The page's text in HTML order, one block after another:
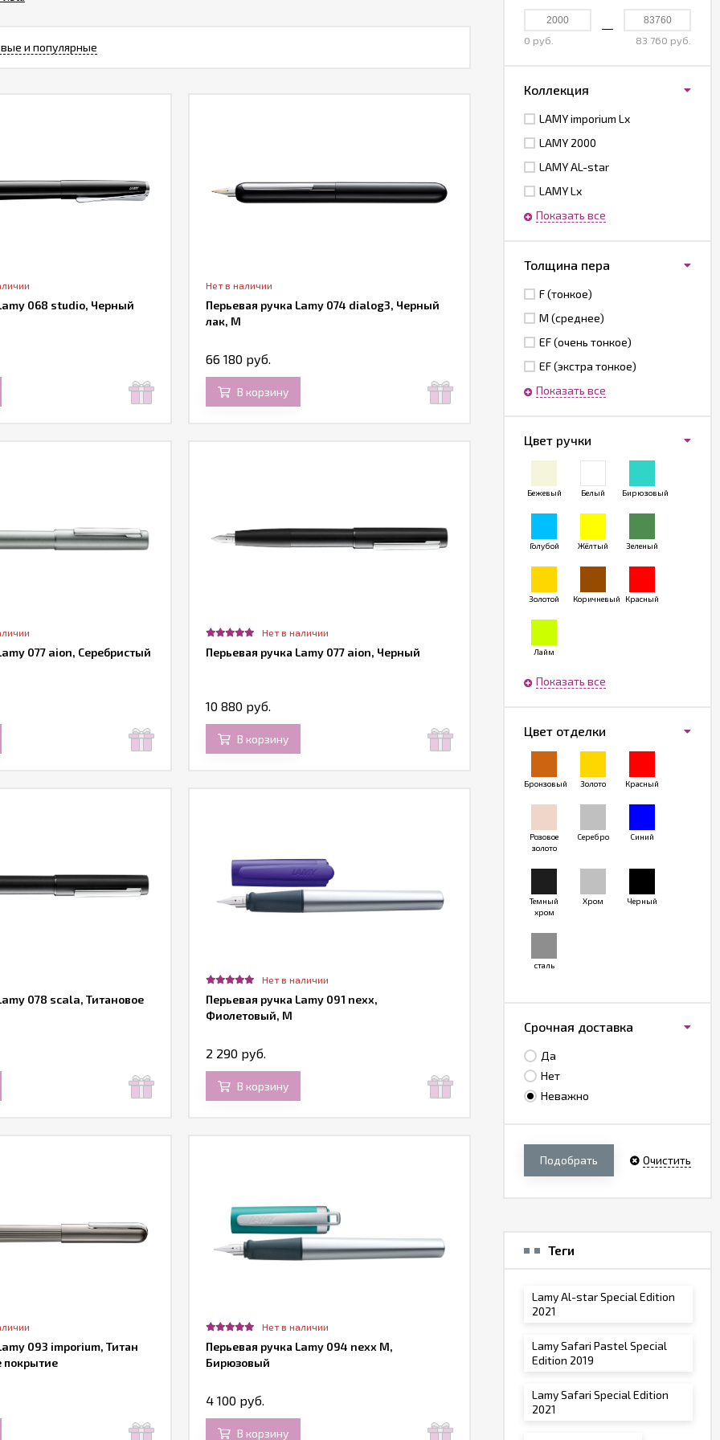
и популярные
068 studio, Черный
Нет в наличии
Перьевая ручка Lamy 074 dialog3, Черный
лак, M
66 180 руб.
В корзину
077 aion, Серебристый
Нет в наличии
Перьевая ручка Lamy 077 aion, Черный
10 880 руб.
В корзину
078 scala, Титановое
Нет в наличии
Перьевая ручка Lamy 091 nexx,
Фиолетовый, M
2 290 руб.
В корзину
093 imporium, Титан
покрытие
Нет в наличии
Перьевая ручка Lamy 094 nexx M,
Бирюзовый
4 100 руб.
В корзину
0 руб. 83 760 руб.
Коллекция
LAMY imporium Lx
LAMY 2000
LAMY AL-star
LAMY Lx
Показать все
Толщина пера
F (тонкое)
M (среднее)
EF (очень тонкое)
EF (экстра тонкое)
Показать все
Цвет ручки
Бежевый Белый Бирюзовый
Голубой Жёлтый Зеленый
Золотой Коричневый Красный
Лайм
Показать все
Цвет отделки
Бронзовый Золото Красный
Розовое
золото
Серебро Синий
Темный
хром
Хром Черный
сталь
Срочная доставка
Да
Нет
Неважно
Подобрать Очистить
Теги
Lamy Al-star Special Edition
2021
Lamy Safari Pastel Special
Edition 2019
Lamy Safari Special Edition
2021